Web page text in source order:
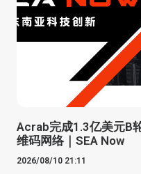
Acrab完成1.3亿美元B
维码网络｜SEA Now
2026/08/10 21:11